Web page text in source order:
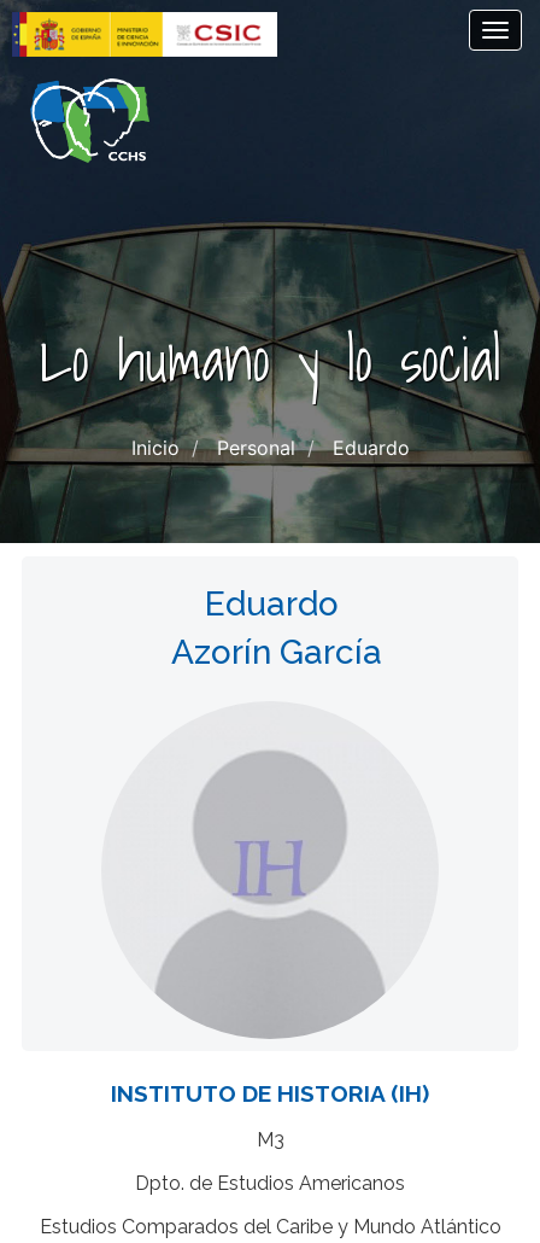
Pasar
al
contenido
principal
Lo humano y lo social
Inicio Personal Eduardo
Eduardo
Azorín García
INSTITUTO DE HISTORIA (IH)
M3
Dpto. de Estudios Americanos
Estudios Comparados del Caribe y Mundo Atlántico